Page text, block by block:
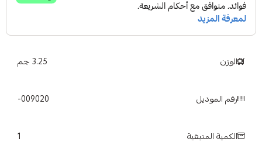
الوزن 3.25 جم
رقم الموديل 009020-
الكمية المتبقية 1